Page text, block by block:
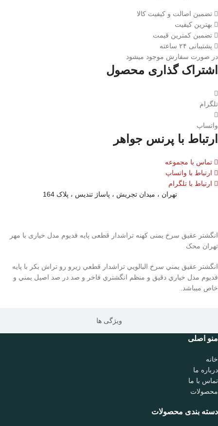
تضمین اصالت و کیفیت کالا
بهترین کیفیت
تضمین کمترین قیمت
پشتیبانی ۲۴ ساعته
در صورت سفارش موجود میشود
اشتراک گذاری محصول
تلگرام
واتساپ
ارتباط با پرنس جواهر
تماس با مجموعه
ارتباط با واتساپ
ارتباط با تلگرام
تهران ، میدان تجریش ، پاساژ تندیس ، پلاک 164
ویژگی ها
انگشتر عقیق سرخ یمنی کهنه تراشدار قطعی پایه فدیوم مدل خیاری با مهر
تهران محک
انگشتر عقيق يمني سرخ البالويي تراشدار قطعي زيرو رو تراش بكر با پايه
فديوم مدل خياري دقيق و منظم انگشتري فاخر و صد در صد اصيل يمني و
خاص میباشد.
منو اصلی
خانه
درباره ما
تماس با ما
محصولات
دسته بندی محصولات